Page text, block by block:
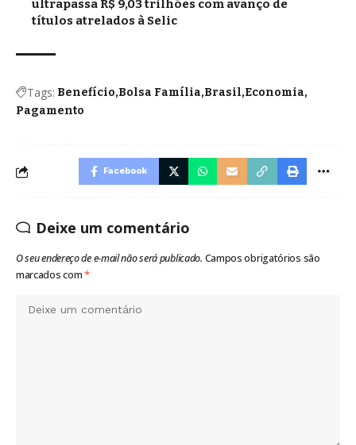
ultrapassa R$ 9,03 trilhões com avanço de
títulos atrelados à Selic
Tags: Benefício Bolsa Família Brasil Economia
Pagamento
Facebook
Deixe um comentário
O seu endereço de e-mail não será publicado. Campos obrigatórios são
marcados com*